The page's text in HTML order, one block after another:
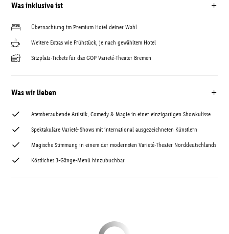
Was inklusive ist
Übernachtung im Premium Hotel deiner Wahl
Weitere Extras wie Frühstück, je nach gewähltem Hotel
Sitzplatz-Tickets für das GOP Varieté-Theater Bremen
Was wir lieben
Atemberaubende Artistik, Comedy & Magie in einer einzigartigen Showkulisse
Spektakuläre Varieté-Shows mit international ausgezeichneten Künstlern
Magische Stimmung in einem der modernsten Varieté-Theater Norddeutschlands
Köstliches 3-Gänge-Menü hinzubuchbar